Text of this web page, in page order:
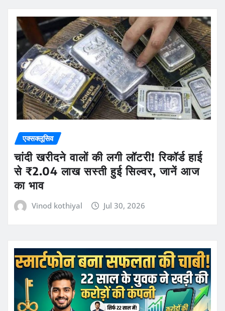
एक्सक्लूसिव
चांदी खरीदने वालों की लगी लॉटरी! रिकॉर्ड हाई
से ₹2.04 लाख सस्ती हुई सिल्वर, जानें आज
का भाव
Vinod kothiyal Jul 30, 2026